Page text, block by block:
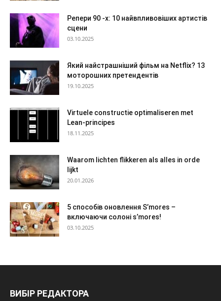
Репери 90 -х: 10 найвпливовіших артистів
сцени
03.10.2025
Який найстрашніший фільм на Netflix? 13
моторошних претендентів
19.10.2025
Virtuele constructie optimaliseren met
Lean-principes
18.11.2025
Waarom lichten flikkeren als alles in orde
lijkt
20.01.2026
5 способів оновлення S’mores –
включаючи солоні s’mores!
03.10.2025
ВИБІР РЕДАКТОРА